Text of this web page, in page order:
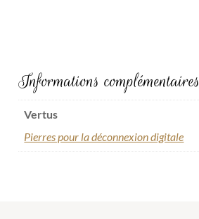
Informations complémentaires
Vertus
Pierres pour la déconnexion digitale